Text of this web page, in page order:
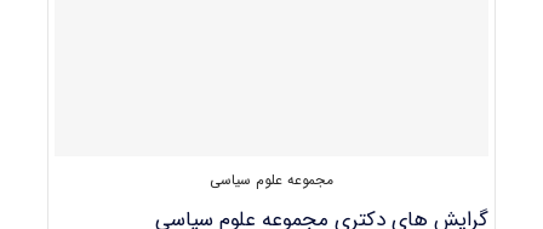
مجموعه علوم سیاسی
گرایش های دکتری مجموعه علوم سیاسی